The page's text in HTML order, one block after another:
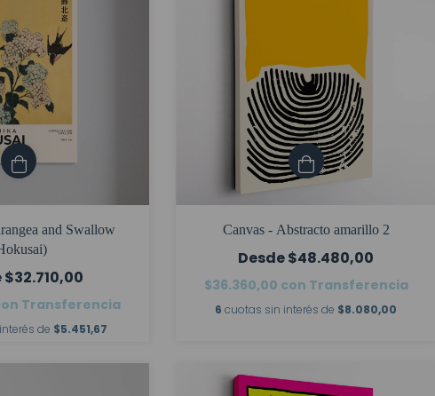
and Swallow
$32.710,00
Transferencia
de $5.451,67
Canvas - Abstracto amarillo 2
$48.480,00
$36.360,00 con Transferencia
6 cuotas sin interés de $8.080,00